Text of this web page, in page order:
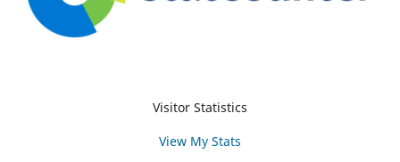
Visitor Statistics
View My Stats